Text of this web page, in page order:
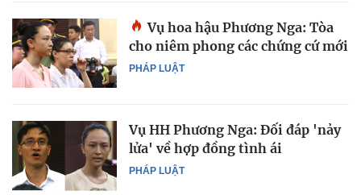
PHÁP LUẬT
Vụ hoa hậu Phương Nga: Tòa
cho niêm phong các chứng cứ mới
PHÁP LUẬT
Vụ HH Phương Nga: Đối đáp 'nảy
lửa' về hợp đồng tình ái